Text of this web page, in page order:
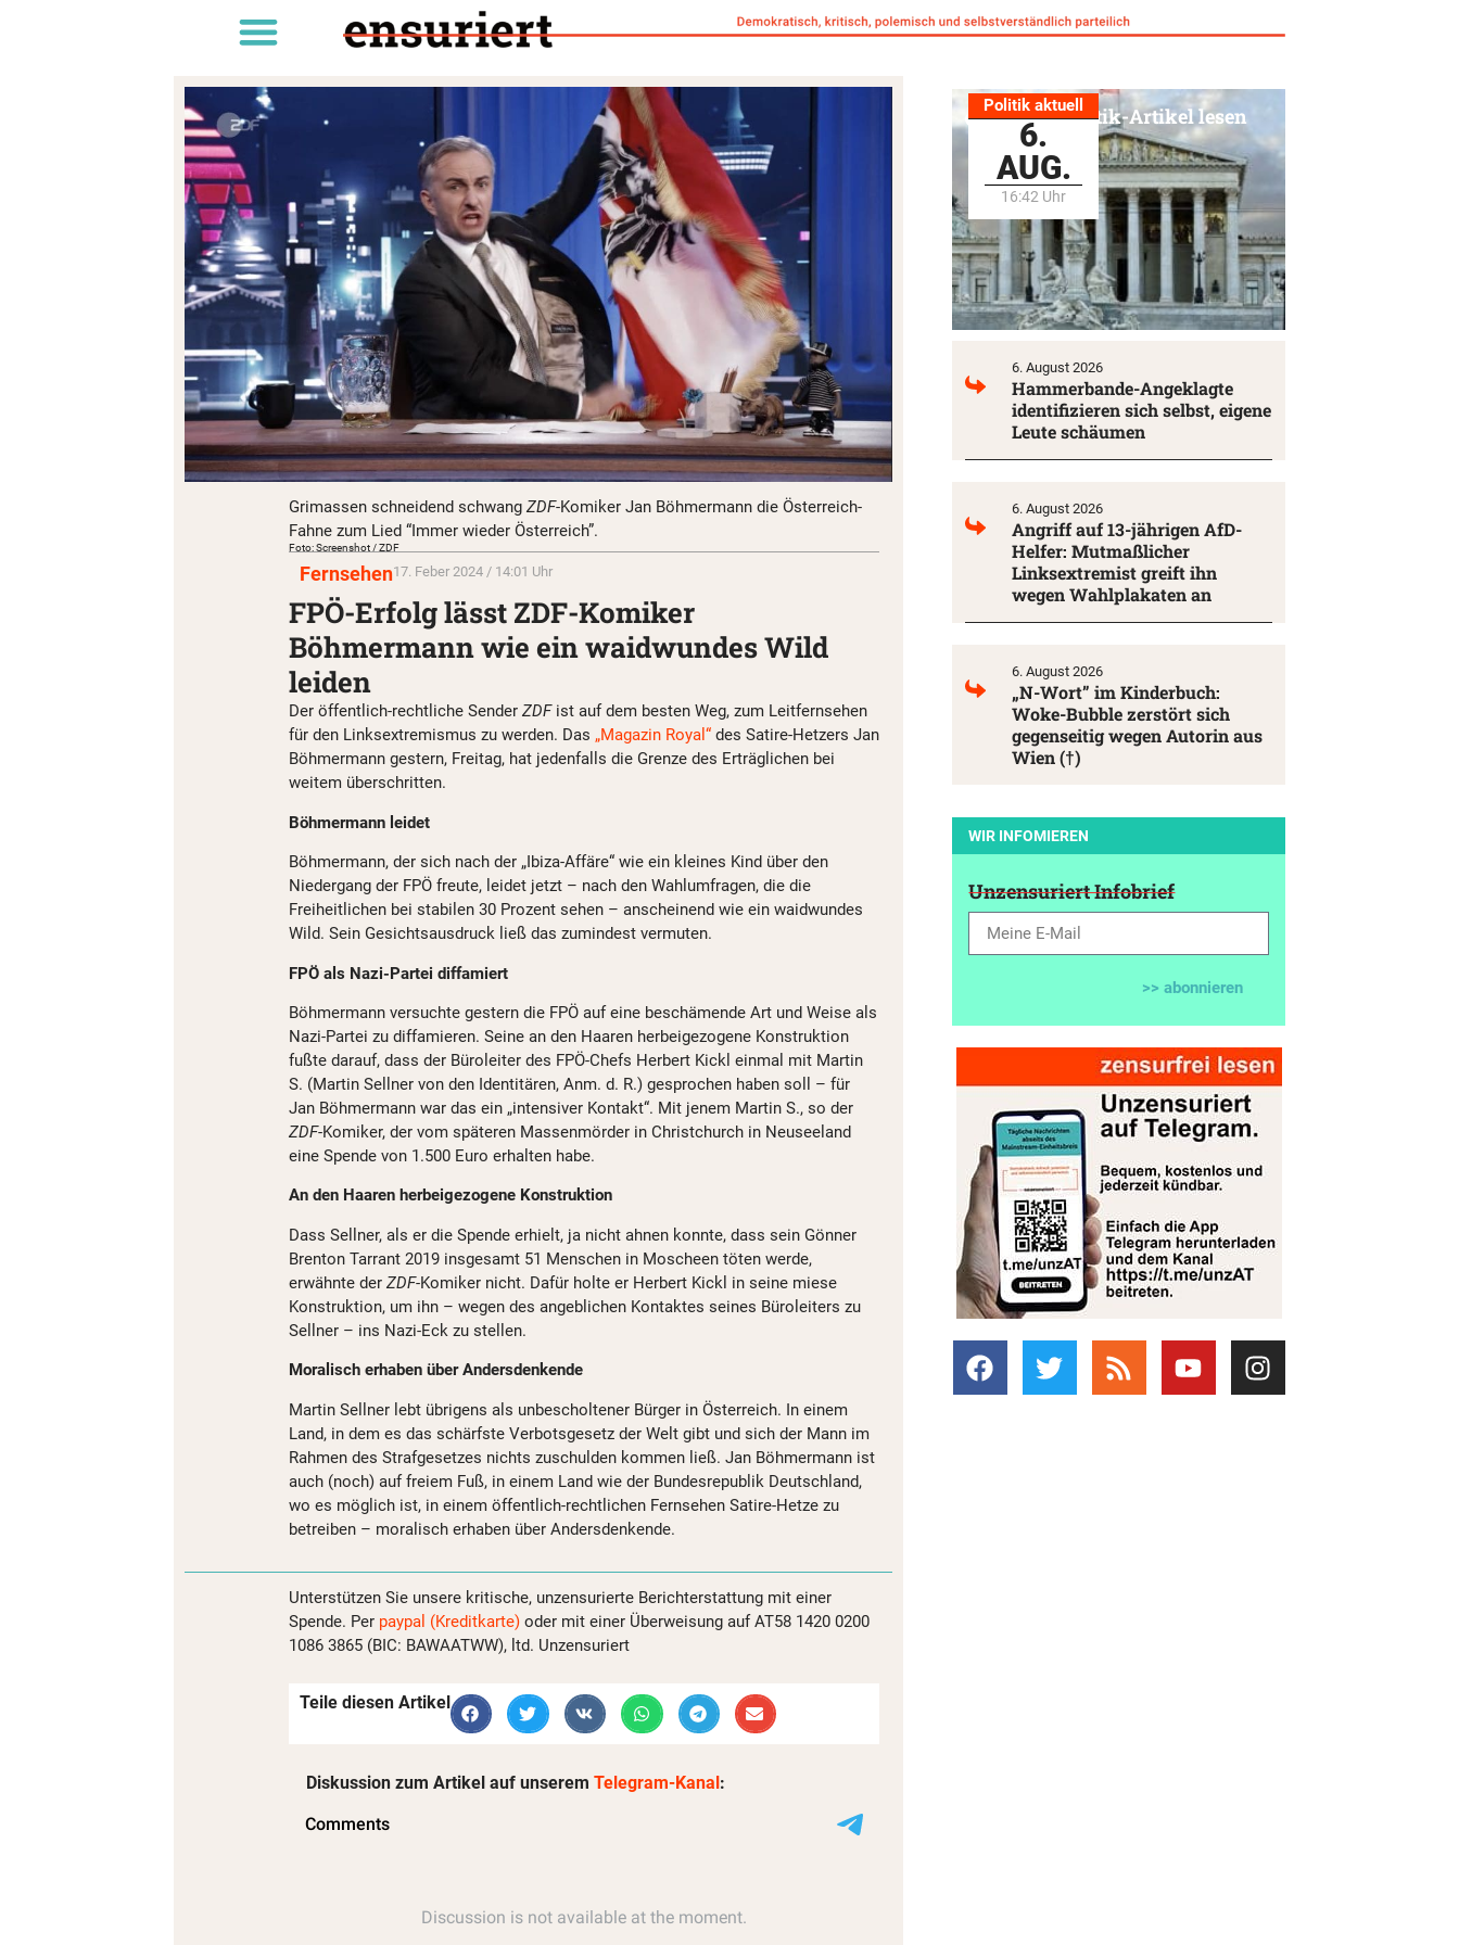
Grimassen schneidend schwang ZDF-Komiker Jan Böhmermann die Österreich-
Fahne zum Lied “Immer wieder Österreich”.
Foto: Screenshot / ZDF
Fernsehen17. Feber 2024 / 14:01 Uhr
FPÖ-Erfolg lässt ZDF-Komiker
Böhmermann wie ein waidwundes Wild
leiden
Der öffentlich-rechtliche Sender ZDFist auf dem besten Weg, zum Leitfernsehen
für den Linksextremismus zu werden. Das „Magazin Royal“ des Satire-Hetzers Jan
Böhmermann gestern, Freitag, hat jedenfalls die Grenze des Erträglichen bei
weitem überschritten.
Böhmermann leidet
Böhmermann, der sich nach der „Ibiza-Affäre“ wie ein kleines Kind über den
Niedergang der FPÖ freute, leidet jetzt – nach den Wahlumfragen, die die
Freiheitlichen bei stabilen 30 Prozent sehen – anscheinend wie ein waidwundes
Wild. Sein Gesichtsausdruck ließ das zumindest vermuten.
FPÖ als Nazi-Partei diffamiert
Böhmermann versuchte gestern die FPÖ auf eine beschämende Art und Weise als
Nazi-Partei zu diffamieren. Seine an den Haaren herbeigezogene Konstruktion
fußte darauf, dass der Büroleiter des FPÖ-Chefs Herbert Kickl einmal mit Martin
S. (Martin Sellner von den Identitären, Anm. d. R.) gesprochen haben soll – für
Jan Böhmermann war das ein „intensiver Kontakt“. Mit jenem Martin S., so der
ZDF-Komiker, der vom späteren Massenmörder in Christchurch in Neuseeland
eine Spende von 1.500 Euro erhalten habe.
An den Haaren herbeigezogene Konstruktion
Dass Sellner, als er die Spende erhielt, ja nicht ahnen konnte, dass sein Gönner
Brenton Tarrant 2019 insgesamt 51 Menschen in Moscheen töten werde,
erwähnte der ZDF-Komiker nicht. Dafür holte er Herbert Kickl in seine miese
Konstruktion, um ihn – wegen des angeblichen Kontaktes seines Büroleiters zu
Sellner – ins Nazi-Eck zu stellen.
Moralisch erhaben über Andersdenkende
Martin Sellner lebt übrigens als unbescholtener Bürger in Österreich. In einem
Land, in dem es das schärfste Verbotsgesetz der Welt gibt und sich der Mann im
Rahmen des Strafgesetzes nichts zuschulden kommen ließ. Jan Böhmermann ist
auch (noch) auf freiem Fuß, in einem Land wie der Bundesrepublik Deutschland,
wo es möglich ist, in einem öffentlich-rechtlichen Fernsehen Satire-Hetze zu
betreiben – moralisch erhaben über Andersdenkende.
Unterstützen Sie unsere kritische, unzensurierte Berichterstattung mit einer
Spende. Per paypal (Kreditkarte) oder mit einer Überweisung auf AT58 1420 0200
1086 3865 (BIC: BAWAATWW), ltd. Unzensuriert
Teile diesen Artikel
Diskussion zum Artikel auf unserem Telegram-Kanal:
Politik aktuell
6.
AUG.
16:42 Uhr
Alle Politik-Artikel lesen
6. August 2026
Hammerbande-Angeklagte
identifizieren sich selbst, eigene
Leute schäumen
6. August 2026
Angriff auf 13-jährigen AfD-
Helfer: Mutmaßlicher
Linksextremist greift ihn
wegen Wahlplakaten an
6. August 2026
„N-Wort” im Kinderbuch:
Woke-Bubble zerstört sich
gegenseitig wegen Autorin aus
Wien (†)
WIR INFOMIEREN
Unzensuriert Infobrief
>> abonnieren